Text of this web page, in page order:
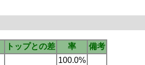
トップとの差 率
備考
100.0%